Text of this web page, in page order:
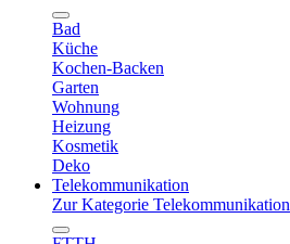
Bad
Küche
Kochen-Backen
Garten
Wohnung
Heizung
Kosmetik
Deko
Telekommunikation
Zur Kategorie Telekommunikation